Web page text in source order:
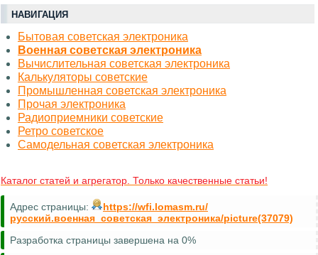
НАВИГАЦИЯ
Бытовая советская электроника
Военная советская электроника
Вычислительная советская электроника
Калькуляторы советские
Промышленная советская электроника
Прочая электроника
Радиоприемники советские
Ретро советское
Самодельная советская электроника
Каталог статей и агрегатор. Только качественные статьи!
Адрес страницы:
https://wfi.lomasm.ru/
русский.военная_советская_электроника/picture(37079)
Разработка страницы завершена на 0%